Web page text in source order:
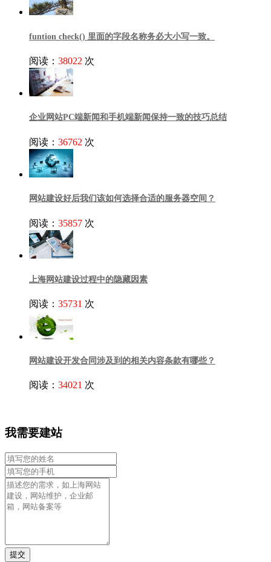
funtion check() 里面的字段名称务必大小写一致。
阅读： 38022 次
企业网站PC端新闻和手机端新闻保持一致的技巧总结
阅读： 36762 次
网站建设好后我们该如何选择合适的服务器空间？
阅读： 35857 次
上海网站建设过程中的隐藏因素
阅读： 35731 次
网站建设开发合同涉及到的相关内容条款有哪些？
阅读： 34021 次
我需要建站
提交